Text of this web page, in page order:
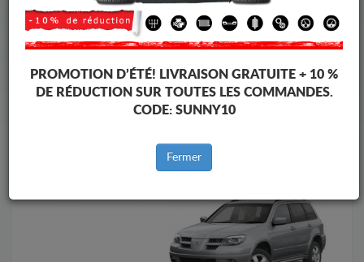
Protection Sous Moteur Mitsubishi
Protection Sous Moteur Mitsubishi Outlander
Marques
PROMOTION D’ÉTÉ! LIVRAISON GRATUITE + 10 %
DE RÉDUCTION SUR TOUTES LES COMMANDES.
CODE: SUNNY10
Fermer